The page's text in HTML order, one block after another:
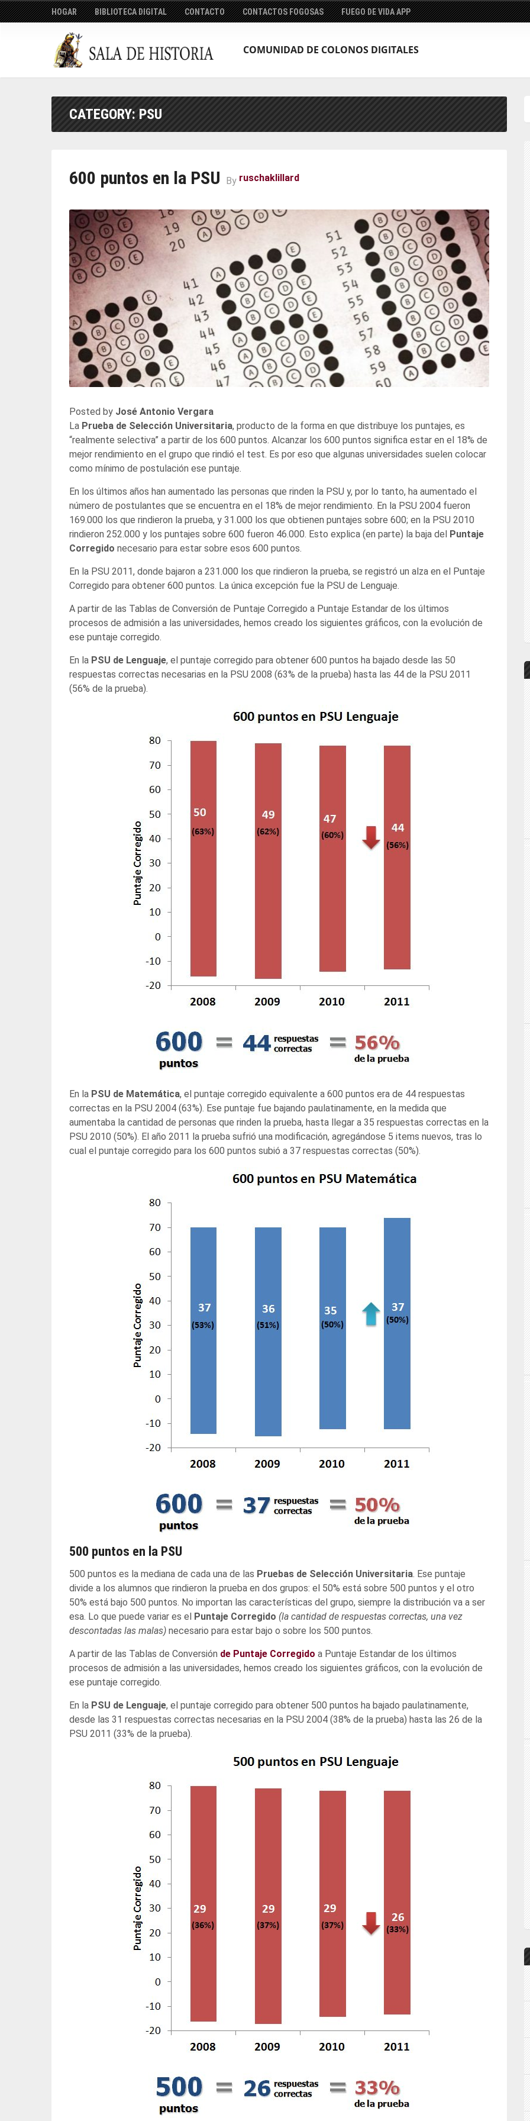
HOGAR BIBLIOTECA DIGITAL CONTACTO CONTACTOS FOGOSAS FUEGO DE VIDA APP
COMUNIDAD DE COLONOS DIGITALES
CATEGORY: PSU
600 puntos en la PSU By ruschaklillard
Posted by José Antonio Vergara
La Prueba de Selección Universitaria, producto de la forma en que distribuye los puntajes, es
“realmente selectiva” a partir de los 600 puntos. Alcanzar los 600 puntos significa estar en el 18% de
mejor rendimiento en el grupo que rindió el test. Es por eso que algunas universidades suelen colocar
como mínimo de postulación ese puntaje.
En los últimos años han aumentado las personas que rinden la PSU y, por lo tanto, ha aumentado el
número de postulantes que se encuentra en el 18% de mejor rendimiento. En la PSU 2004 fueron
169.000 los que rindieron la prueba, y 31.000 los que obtienen puntajes sobre 600; en la PSU 2010
rindieron 252.000 y los puntajes sobre 600 fueron 46.000. Esto explica (en parte) la baja del Puntaje
Corregido necesario para estar sobre esos 600 puntos.
En la PSU 2011, donde bajaron a 231.000 los que rindieron la prueba, se registró un alza en el Puntaje
Corregido para obtener 600 puntos. La única excepción fue la PSU de Lenguaje.
A partir de las Tablas de Conversión de Puntaje Corregido a Puntaje Estandar de los últimos
procesos de admisión a las universidades, hemos creado los siguientes gráficos, con la evolución de
ese puntaje corregido.
En la PSU de Lenguaje, el puntaje corregido para obtener 600 puntos ha bajado desde las 50
respuestas correctas necesarias en la PSU 2008 (63% de la prueba) hasta las 44 de la PSU 2011
(56% de la prueba).
En la PSU de Matemática, el puntaje corregido equivalente a 600 puntos era de 44 respuestas
correctas en la PSU 2004 (63%). Ese puntaje fue bajando paulatinamente, en la medida que
aumentaba la cantidad de personas que rinden la prueba, hasta llegar a 35 respuestas correctas en la
PSU 2010 (50%). El año 2011 la prueba sufrió una modificación, agregándose 5 items nuevos, tras lo
cual el puntaje corregido para los 600 puntos subió a 37 respuestas correctas (50%).
500 puntos en la PSU
500 puntos es la mediana de cada una de las Pruebas de Selección Universitaria. Ese puntaje
divide a los alumnos que rindieron la prueba en dos grupos: el 50% está sobre 500 puntos y el otro
50% está bajo 500 puntos. No importan las características del grupo, siempre la distribución va a ser
esa. Lo que puede variar es el Puntaje Corregido (la cantidad de respuestas correctas, una vez
descontadas las malas) necesario para estar bajo o sobre los 500 puntos.
A partir de las Tablas de Conversión de Puntaje Corregido a Puntaje Estandar de los últimos
procesos de admisión a las universidades, hemos creado los siguientes gráficos, con la evolución de
ese puntaje corregido.
En la PSU de Lenguaje, el puntaje corregido para obtener 500 puntos ha bajado paulatinamente,
desde las 31 respuestas correctas necesarias en la PSU 2004 (38% de la prueba) hasta las 26 de la
PSU 2011 (33% de la prueba).